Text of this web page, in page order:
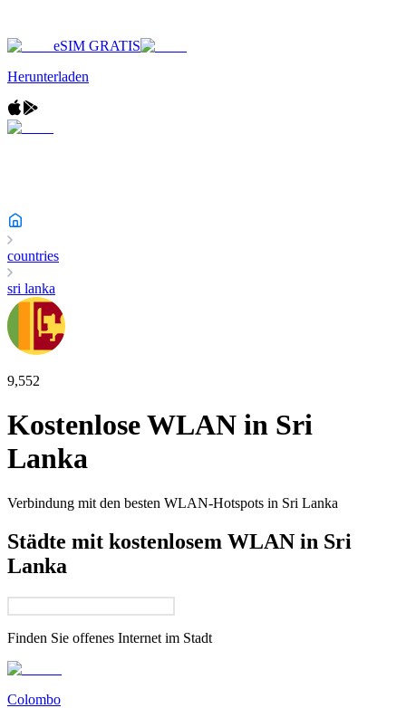
eSIM GRATIS
Herunterladen
countries
sri lanka
9,552
Kostenlose WLAN in Sri
Lanka
Verbindung mit den besten WLAN-Hotspots in Sri Lanka
Städte mit kostenlosem WLAN in Sri
Lanka
Finden Sie offenes Internet im Stadt
Colombo